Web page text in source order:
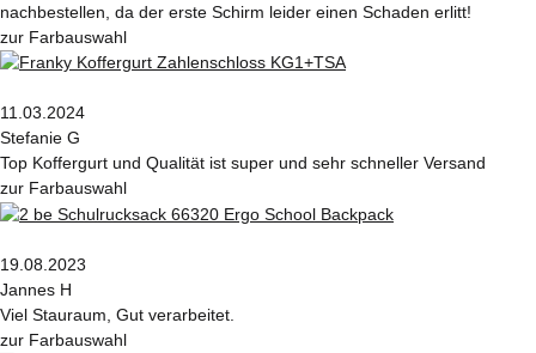
nachbestellen, da der erste Schirm leider einen Schaden erlitt!
zur Farbauswahl
11.03.2024
Stefanie G
Top Koffergurt und Qualität ist super und sehr schneller Versand
zur Farbauswahl
19.08.2023
Jannes H
Viel Stauraum, Gut verarbeitet.
zur Farbauswahl